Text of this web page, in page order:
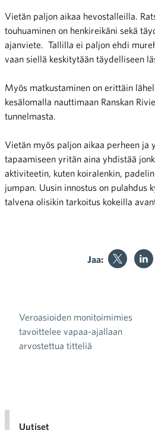
Vietän paljon aikaa hevostalleilla.
touhuaminen on henkireikäni sekä
ajanviete. Tallilla ei paljon ehdi
vaan siellä keskitytään täydelliseen
Myös matkustaminen on erittäin
kesälomalla nauttimaan Ranskan
tunnelmasta.
Vietän myös paljon aikaa perheen ja
tapaamiseen yritän aina yhdistää
aktiviteetin, kuten koiralenkin,
jumpan. Uusin innostus on pulahdus
talvena olisikin tarkoitus kokeilla
Jaa:
Artikkelien selaus
Veroasioiden monitoimimies
tavoittelee vapaa-ajallaan
arvostettua titteliä
Uutiset